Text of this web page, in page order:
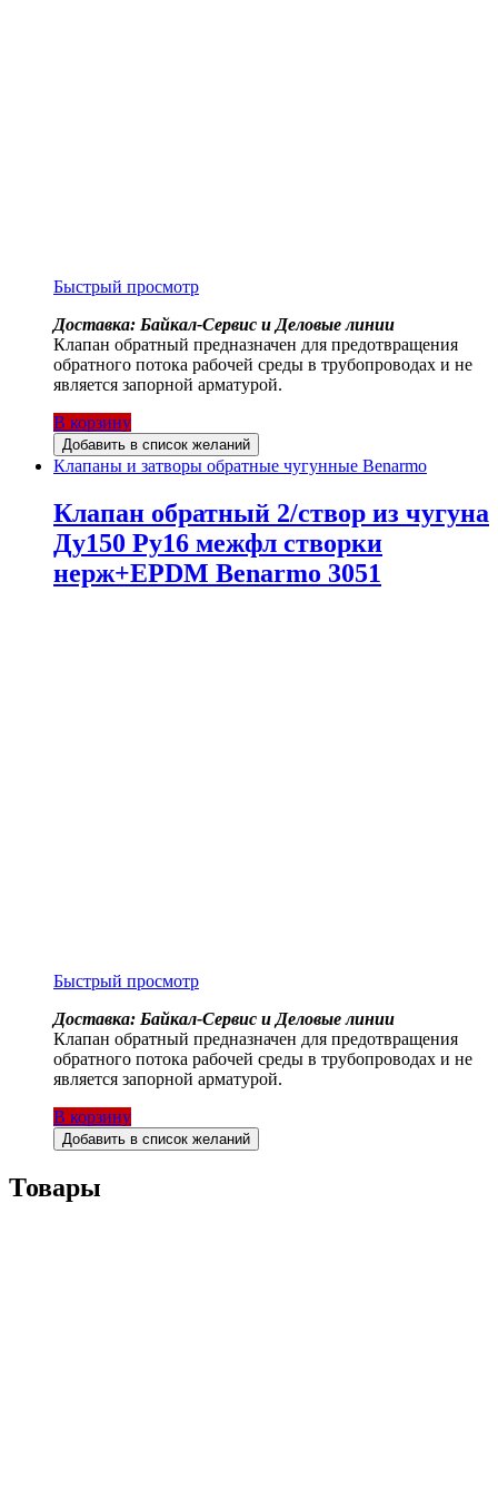
Быстрый просмотр
Доставка: Байкал-Сервис и Деловые линии
Клапан обратный предназначен для предотвращения
обратного потока рабочей среды в трубопроводах и не
является запорной арматурой.
В корзину
Добавить в список желаний
Клапаны и затворы обратные чугунные Benarmo
Клапан обратный 2/створ из чугуна
Ду150 Ру16 межфл створки
нерж+EPDM Benarmo 3051
Быстрый просмотр
Доставка: Байкал-Сервис и Деловые линии
Клапан обратный предназначен для предотвращения
обратного потока рабочей среды в трубопроводах и не
является запорной арматурой.
В корзину
Добавить в список желаний
Товары